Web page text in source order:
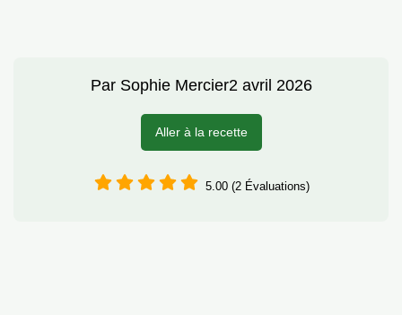
Par Sophie Mercier2 avril 2026
Aller à la recette
5.00 (2 Évaluations)